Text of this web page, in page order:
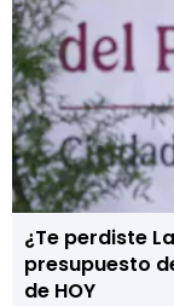
¿Te perdiste
presupuesto
de HOY